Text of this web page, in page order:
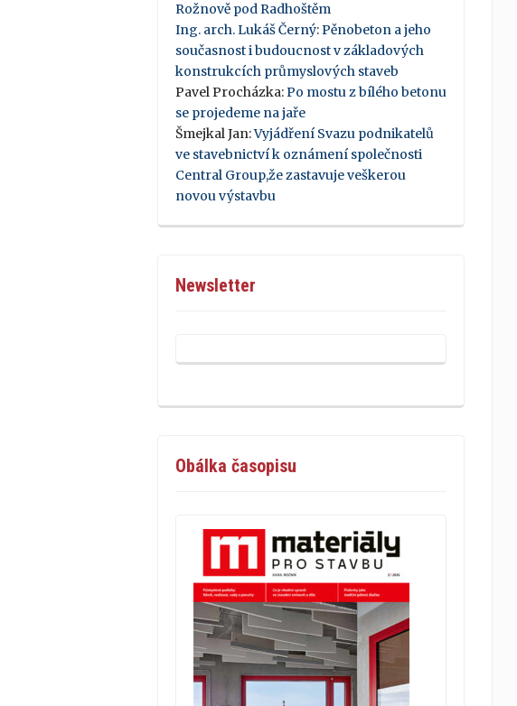
Rožnově pod Radhoštěm
Ing. arch. Lukáš Černý:Pěnobeton a jeho
současnost i budoucnost v základových
konstrukcích průmyslových staveb
Pavel Procházka:Po mostu z bílého betonu
se projedeme na jaře
Šmejkal Jan:Vyjádření Svazu podnikatelů
ve stavebnictví k oznámení společnosti
Central Group,že zastavuje veškerou
novou výstavbu
Newsletter
Obálka časopisu